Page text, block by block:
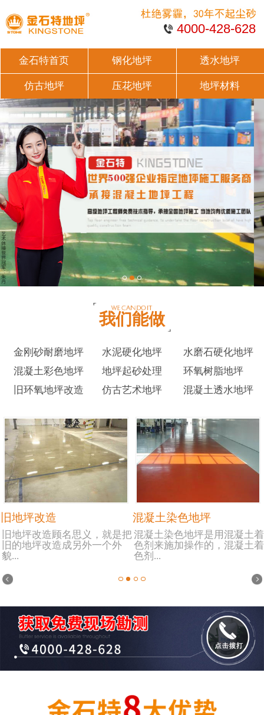
4000-428-628
金石特首页 钢化地坪 透水地坪
仿古地坪 压花地坪 地坪材料
我们能做
金刚砂耐磨地坪 水泥硬化地坪
水磨石硬化地坪
混凝土彩色地坪
地坪起砂处理
环氧树脂地坪
旧环氧地坪改造
仿古艺术地坪 混凝土透水地坪
旧地坪改造
旧地坪改造顾名思义，就是把
旧的地坪改造成另外一个外
貌...
混凝土染色地坪
混凝土染色地坪是用混凝土着
色剂来施加操作的，混凝土着
色剂...